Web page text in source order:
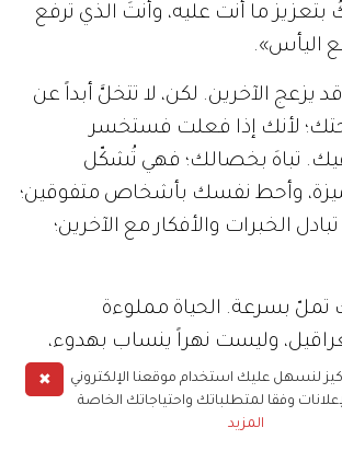
ما أنت عليه، وأنتَ الذي ترفع
اليأس».
الآخرين. لكن، لا تتخلَّ أبداً عن
لأنك إذا فعلت فستخسر
فيك. تباهَ بخصالك؛ فهي تُشكّل
وأحط نفسك بأشخاص متفوقين؛
الخبرات والأفكار مع الآخرين؛
تملّ بسرعة. الحياة مملوءة
وليست نهراً ينساب بهدوء،
تتمتع بقدرة على المواجهة قلّ
قراءة الشعر، وخوض التجارب، فما من
✖
لنسهل عليك استخدام موقعنا الإلكتروني
وفقا لمتطلباتك واحتياجاتك الخاصة
المزيد